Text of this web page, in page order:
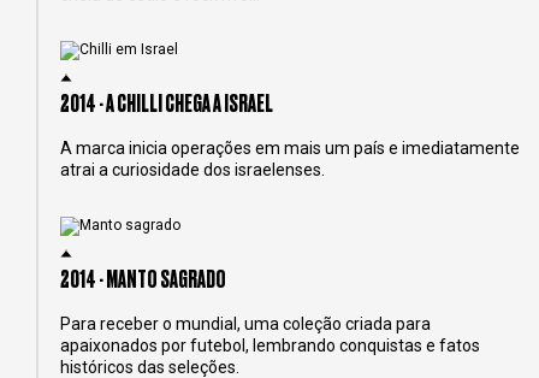
2014 - A CHILLI CHEGA A ISRAEL
A marca inicia operações em mais um país e imediatamente
atrai a curiosidade dos israelenses.
2014 - MANTO SAGRADO
Para receber o mundial, uma coleção criada para
apaixonados por futebol, lembrando conquistas e fatos
históricos das seleções.